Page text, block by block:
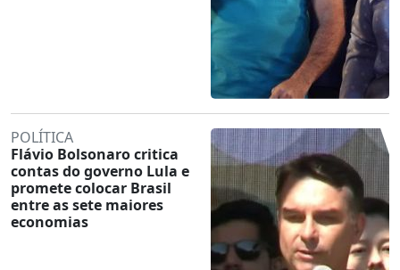
POLÍTICA
Flávio Bolsonaro critica
contas do governo Lula e
promete colocar Brasil
entre as sete maiores
economias